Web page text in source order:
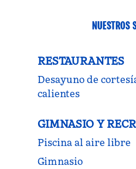
NUESTROS
RESTAURANTES
Desayuno de
calientes
GIMNASIO Y
Piscina al aire libre
Gimnasio